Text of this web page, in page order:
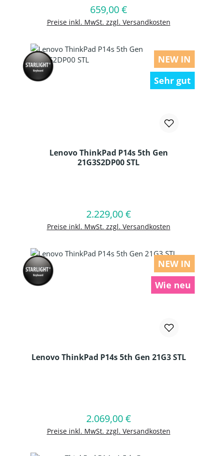
Regulärer Preis:
659,00 €
Preise inkl. MwSt. zzgl. Versandkosten
In den Warenkorb
NEW IN
Sehr gut
Lenovo ThinkPad P14s 5th Gen
21G3S2DP00 STL
Regulärer Preis:
2.229,00 €
Preise inkl. MwSt. zzgl. Versandkosten
In den Warenkorb
NEW IN
Wie neu
Lenovo ThinkPad P14s 5th Gen 21G3 STL
Regulärer Preis:
2.069,00 €
Preise inkl. MwSt. zzgl. Versandkosten
In den Warenkorb